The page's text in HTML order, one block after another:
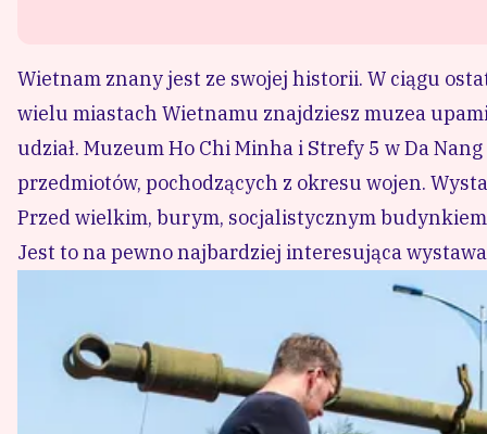
Wietnam znany jest ze swojej historii. W ciągu
wielu miastach Wietnamu znajdziesz muzea
udział. Muzeum Ho Chi Minha i Strefy 5 w Da
przedmiotów, pochodzących z okresu wojen.
Przed wielkim, burym, socjalistycznym
Jest to na pewno najbardziej interesująca